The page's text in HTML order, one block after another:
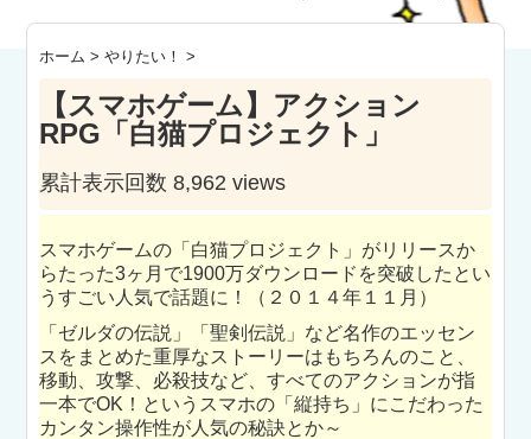
ホーム >やりたい！ >
【スマホゲーム】アクション
RPG「白猫プロジェクト」
累計表示回数 8,962 views
スマホゲームの「白猫プロジェクト」がリリースか
らたった3ヶ月で1900万ダウンロードを突破したとい
うすごい人気で話題に！（２０１４年１１月）
「ゼルダの伝説」「聖剣伝説」など名作のエッセン
スをまとめた重厚なストーリーはもちろんのこと、
移動、攻撃、必殺技など、すべてのアクションが指
一本でOK！というスマホの「縦持ち」にこだわった
カンタン操作性が人気の秘訣とか～